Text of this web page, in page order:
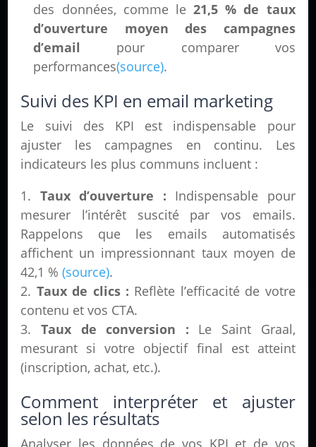
des données, comme le21,5 % de taux
d’ouverture moyen des campagnes
d’email
pour comparer vos
performances(source).
Suivi des KPI en email marketing
Le suivi des KPI est indispensable pour
ajuster les campagnes en continu. Les
indicateurs les plus communs incluent :
Taux d’ouverture : Indispensable pour
mesurer l’intérêt suscité par vos emails.
Rappelons que les emails automatisés
affichent un impressionnant taux moyen de
42,1 %(source).
Taux de clics : Reflète l’efficacité de votre
contenu et vos CTA.
Taux de conversion : Le Saint Graal,
mesurant si votre objectif final est atteint
(inscription, achat, etc.).
Comment interpréter et ajuster
selon les résultats